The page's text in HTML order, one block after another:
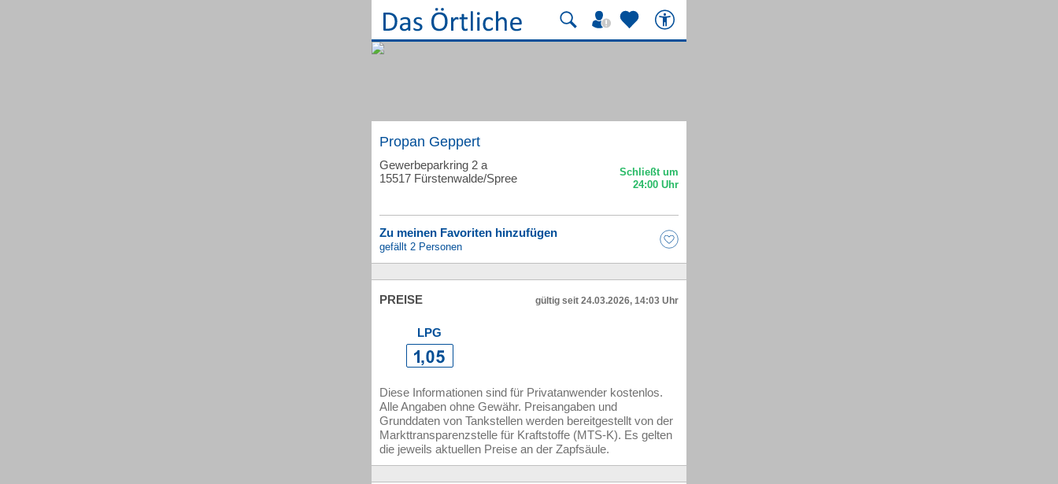
Propan Geppert
Gewerbeparkring 2 a
15517 Fürstenwalde/Spree
Zu meinen Favoriten hinzufügen
gefällt 2 Personen
PREISE gültig seit 24.03.2026, 14:03 Uhr
LPG
Diese Informationen sind für Privatanwender kostenlos.
Alle Angaben ohne Gewähr. Preisangaben und
Grunddaten von Tankstellen werden bereitgestellt von der
Markttransparenzstelle für Kraftstoffe (MTS-K). Es gelten
die jeweils aktuellen Preise an der Zapfsäule.